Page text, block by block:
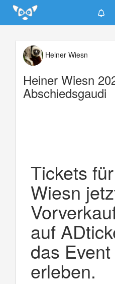
Update cookies preferences
Heiner Wiesn
Heiner Wiesn
Abschiedsgaudi
Tickets
Wiesn
auf
das
erleben.